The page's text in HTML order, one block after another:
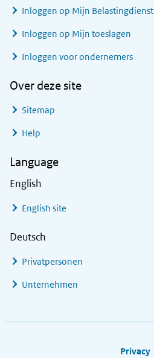
Inloggen op Mijn Belastingdienst
Inloggen op Mijn toeslagen
Inloggen voor ondernemers
Over deze site
Sitemap
Help
Language
English
English site
Deutsch
Privatpersonen
Unternehmen
Privacy